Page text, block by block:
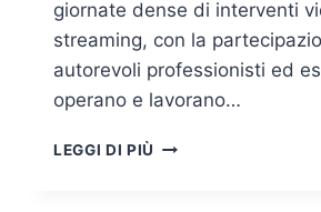
giornate dense di interventi
streaming, con la
autorevoli professionisti ed
operano e lavorano…
LEGGI DI PIÙ CYBER